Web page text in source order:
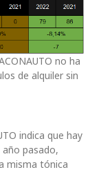
no ha
de alquiler sin
indica que hay
pasado,
misma tónica